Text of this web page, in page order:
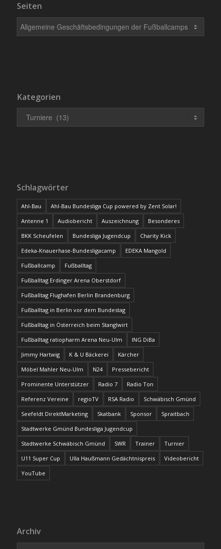
Seiten
Kategorien
Schlagwörter
Ahl-Bau
Ahl-Bau Bundesliga Cup powered by Zent Solar!
Antenne 1
Audiobericht Auszeichnung
Besonderes
BKK Scheufelen
Bundesliga Jugendcup
Charity Kick
Edeka-Knauerhase-Bundesligacamp
EDEKA Mangold
Fußballcamp
Fußballtag
Fußballtag Erdinger Arena Oberstdorf
Fußballtag Flughafen Berlin Brandenburg
Fußballtag in Berlin vor dem Bundestag
Fußballtag in Österreich beim Stanglwirt
Fußballtag ratiopharm Arena Neu-Ulm
ING DiBa
Jimmy Hartwig
K & U Bäckerei
Kärcher
Möbel Mahler Neu-Ulm
N24
Pressebericht
Prominente Unterstützer
Radio 7
Radio Ton
Referenz Vereine
regioTV RSA Radio
Schwäbisch Gmünd
Seefeldt DirektMarketing
Skatbank Sponsor
Spraitbach
Stadtwerke Gmünd Bundesliga Jugendcup
Stadtwerke Schwäbisch Gmünd
SWR Trainer
Turnier
U11 Super Cup
Ulla Haußmann Gedächtnispreis
Videobericht
YouTube
Archiv